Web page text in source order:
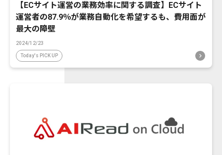
【ECサイト運営の業務効率に関する調査】ECサイト
運営者の87.9％が業務自動化を希望するも、費用面が
最大の障壁
2024/12/23
Today's PICK UP